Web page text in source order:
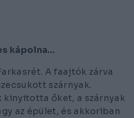
kápolna…
A faajtók zárva
szárnyak.
kinyitotta őket, a szárnyak
az épület, és akkoriban